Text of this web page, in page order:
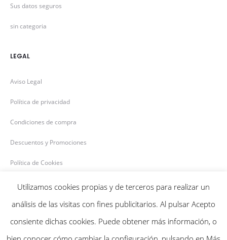
Sus datos seguros
sin categoria
LEGAL
Aviso Legal
Política de privacidad
Condiciones de compra
Descuentos y Promociones
Política de Cookies
Bensiflor © 2020
Utilizamos cookies propias y de terceros para realizar un
análisis de las visitas con fines publicitarios. Al pulsar Acepto
consiente dichas cookies. Puede obtener más información, o